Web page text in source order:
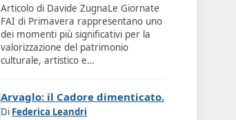
Articolo di Davide ZugnaLe Giornate
FAI di Primavera rappresentano uno
dei momenti più significativi per la
valorizzazione del patrimonio
culturale, artistico e…
Arvaglo: il Cadore dimenticato.
Di Federica Leandri